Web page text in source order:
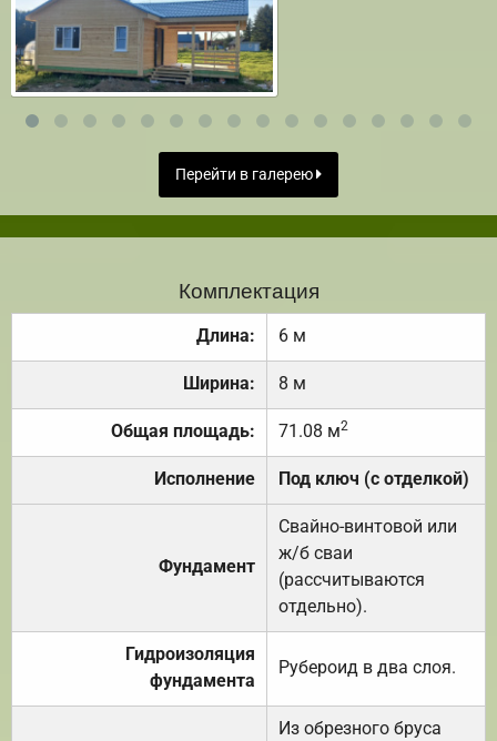
Перейти в галерею
Комплектация
Длина: 6 м
Ширина: 8 м
Общая площадь: 71.08 м2
Исполнение Под ключ (с отделкой)
Фундамент
Свайно-винтовой или
ж/б сваи
(рассчитываются
отдельно).
Гидроизоляция
фундамента
Рубероид в два слоя.
Из обрезного бруса